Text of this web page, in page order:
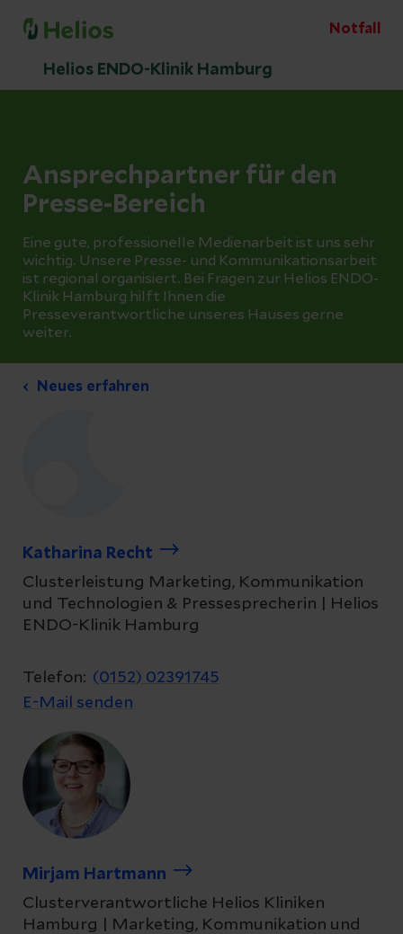
Notfall
Helios ENDO-Klinik Hamburg
Ansprechpartner für den
Presse-Bereich
Eine gute, professionelle Medienarbeit ist uns sehr
wichtig. Unsere Presse- und Kommunikationsarbeit
ist regional organisiert. Bei Fragen zur Helios ENDO-
Klinik Hamburg hilft Ihnen die
Presseverantwortliche unseres Hauses gerne
weiter.
Neues erfahren
Katharina Recht
Clusterleistung Marketing, Kommunikation
und Technologien & Pressesprecherin | Helios
ENDO-Klinik Hamburg
Telefon: (0152) 02391745
E-Mail senden
Mirjam Hartmann
Clusterverantwortliche Helios Kliniken
Hamburg | Marketing, Kommunikation und